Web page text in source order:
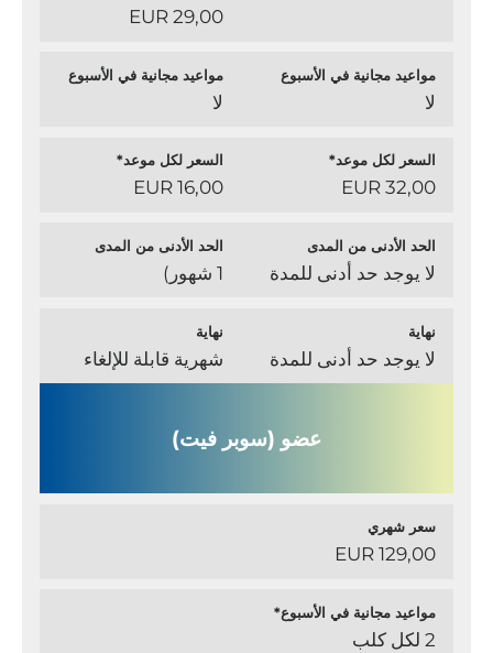
مواعيد مجانية في الأسبوع
لا
السعر لكل موعد*
32,00 EUR
الحد الأدنى من المدى
لا يوجد حد أدنى للمدة
نهاية
لا يوجد حد أدنى للمدة
29,00 EUR
مواعيد مجانية في الأسبوع
لا
السعر لكل موعد*
16,00 EUR
الحد الأدنى من المدى
1 شهور)
نهاية
شهرية قابلة للإلغاء
عضو (سوبر فيت)
سعر شهري
129,00 EUR
مواعيد مجانية في الأسبوع*
2 لكل كلب